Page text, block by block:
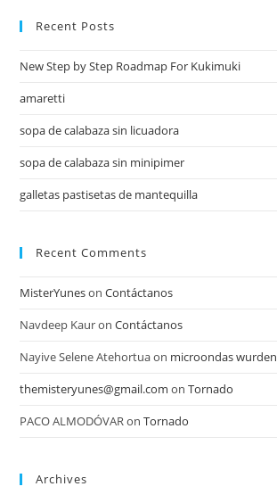
Recent Posts
New Step by Step Roadmap For Kukimuki
amaretti
sopa de calabaza sin licuadora
sopa de calabaza sin minipimer
galletas pastisetas de mantequilla
Recent Comments
MisterYunesonContáctanos
Navdeep KauronContáctanos
Nayive Selene Atehortuaon microondas wurden
themisteryunes@gmail.com onTornado
PACO ALMODÓVARonTornado
Archives